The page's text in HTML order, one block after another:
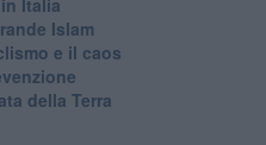
Islam
e il caos
della Terra